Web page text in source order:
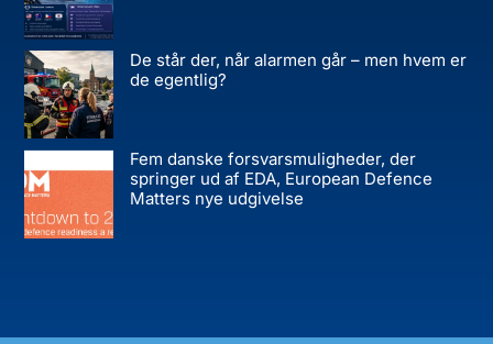
De står der, når alarmen går – men hvem er
de egentlig?
Fem danske forsvarsmuligheder, der
springer ud af EDA, European Defence
Matters nye udgivelse